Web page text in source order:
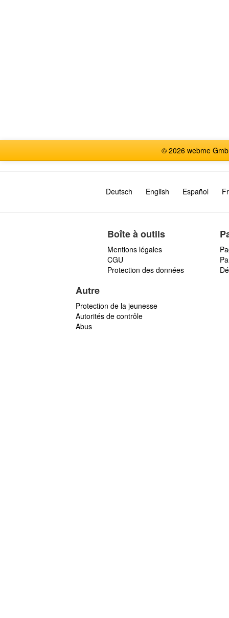
© 2026 webme
Deutsch English Español
Boîte à outils
Mentions légales
CGU
Protection des données
Autre
Protection de la jeunesse
Autorités de contrôle
Abus